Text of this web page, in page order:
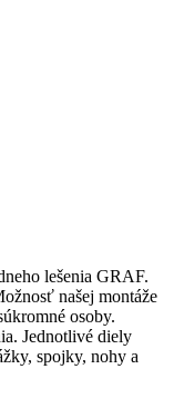
lešenia GRAF.
našej montáže
osoby.
Jednotlivé diely
spojky, nohy a